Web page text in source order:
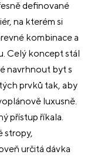
definované
na kterém si
kombinace a
Celý koncept stál
navrhnout byt s
prvků tak, aby
luxusně.
přístup říkala.
stropy,
určitá dávka